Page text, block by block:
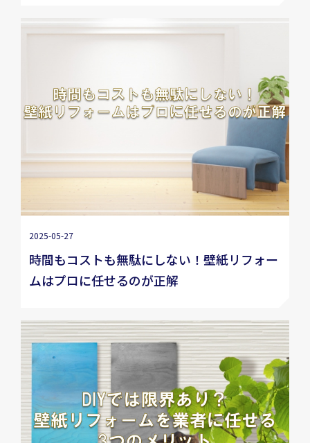
2025-05-27
時間もコストも無駄にしない！壁紙リフォー
ムはプロに任せるのが正解